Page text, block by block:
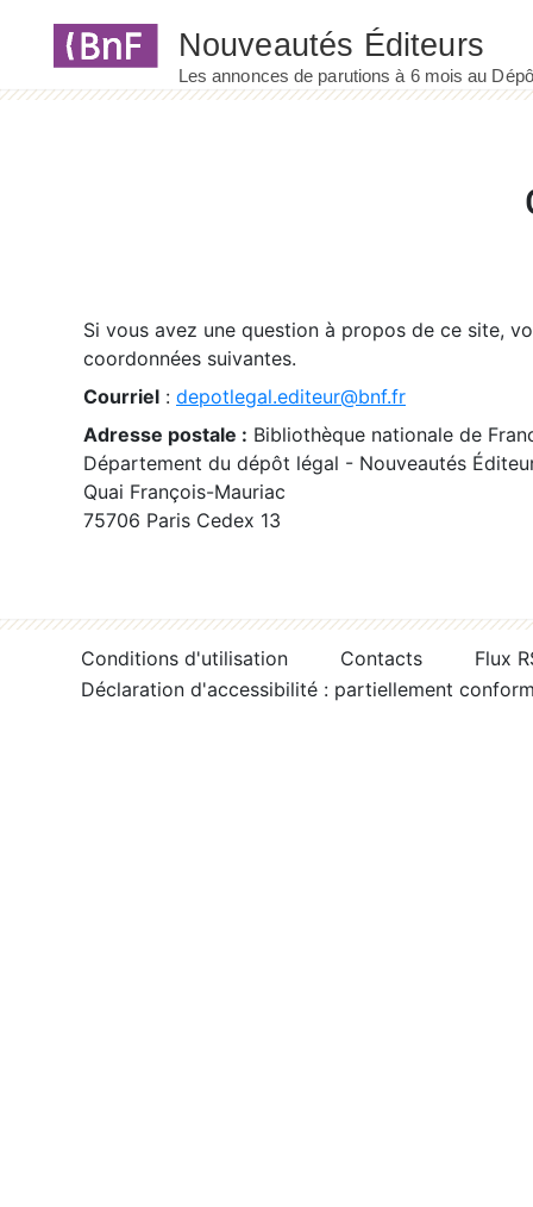
Si vous avez une question à propos de ce site,
coordonnées suivantes.
Courriel : depotlegal.editeur@bnf.fr
Adresse postale : Bibliothèque nationale de
Département du dépôt légal - Nouveautés
Quai François-Mauriac
75706 Paris Cedex 13
Conditions d'utilisation Contacts
Flux
Déclaration d'accessibilité : partiellement